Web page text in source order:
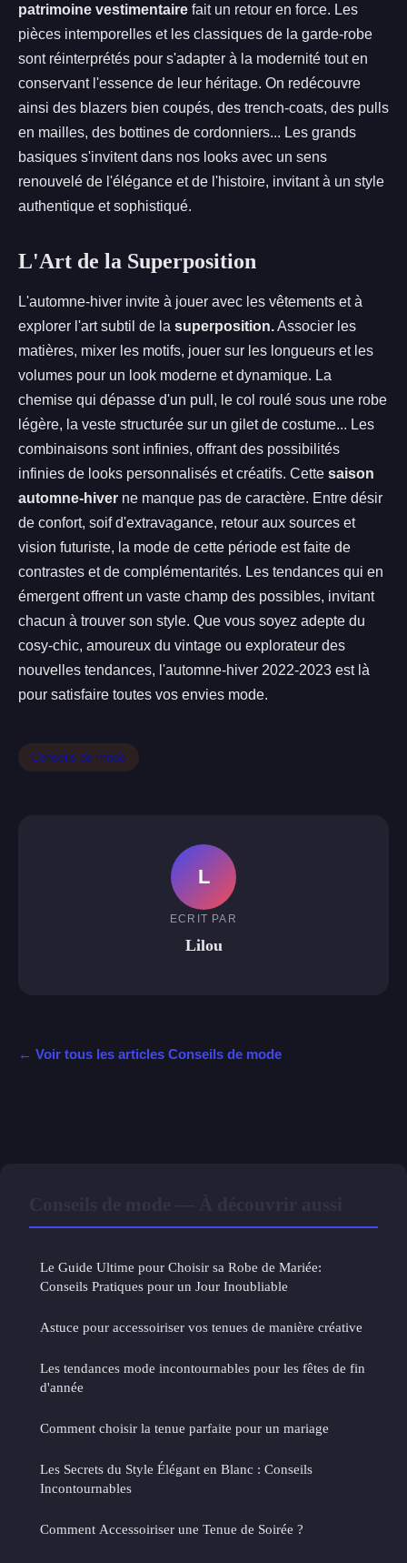
patrimoine vestimentaire fait un retour en force. Les
pièces intemporelles et les classiques de la garde-robe
sont réinterprétés pour s'adapter à la modernité tout en
conservant l'essence de leur héritage. On redécouvre
ainsi des blazers bien coupés, des trench-coats, des pulls
en mailles, des bottines de cordonniers... Les grands
basiques s'invitent dans nos looks avec un sens
renouvelé de l'élégance et de l'histoire, invitant à un style
authentique et sophistiqué.
L'Art de la Superposition
L'automne-hiver invite à jouer avec les vêtements et à
explorer l'art subtil de la superposition.Associer les
matières, mixer les motifs, jouer sur les longueurs et les
volumes pour un look moderne et dynamique. La
chemise qui dépasse d'un pull, le col roulé sous une robe
légère, la veste structurée sur un gilet de costume... Les
combinaisons sont infinies, offrant des possibilités
infinies de looks personnalisés et créatifs. Cette saison
automne-hiver ne manque pas de caractère. Entre désir
de confort, soif d'extravagance, retour aux sources et
vision futuriste, la mode de cette période est faite de
contrastes et de complémentarités. Les tendances qui en
émergent offrent un vaste champ des possibles, invitant
chacun à trouver son style. Que vous soyez adepte du
cosy-chic, amoureux du vintage ou explorateur des
nouvelles tendances, l'automne-hiver 2022-2023 est là
pour satisfaire toutes vos envies mode.
Conseils de mode
L
ECRIT PAR
Lilou
← Voir tous les articles Conseils de mode
Le Guide Ultime pour Choisir sa Robe de Mariée:
Conseils Pratiques pour un Jour Inoubliable
Astuce pour accessoiriser vos tenues de manière créative
Les tendances mode incontournables pour les fêtes de fin
d'année
Comment choisir la tenue parfaite pour un mariage
Les Secrets du Style Élégant en Blanc : Conseils
Incontournables
Comment Accessoiriser une Tenue de Soirée ?